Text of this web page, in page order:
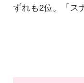
ずれも2位。「ス